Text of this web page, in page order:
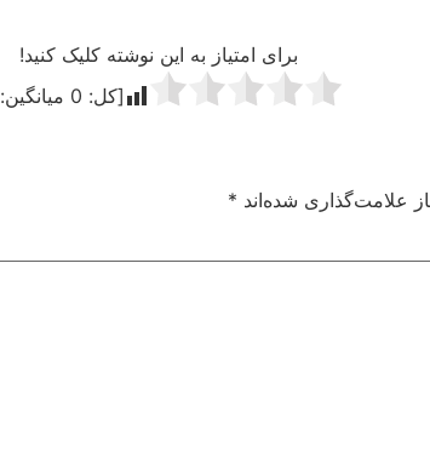
برای امتیاز به این نوشته کلیک کنید!
[کل: 0 میانگین:
علامت‌گذاری شده‌اند *